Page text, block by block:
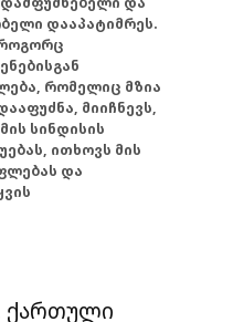
დააპატიმრეს.
რომელიც მზია
მიიჩნევს,
სინდისის
ითხოვს მის
და
ქართული